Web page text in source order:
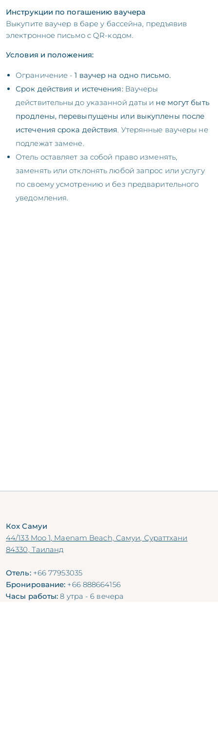
Инструкции по погашению ваучера
Выкупите ваучер в баре у бассейна, предъявив
электронное письмо с QR-кодом.
Условия и положения:
Ограничение -1 ваучер на одно письмо.
Срок действия и истечения:Ваучеры
действительны до указанной даты и не могут быть
продлены, перевыпущены или выкуплены после
истечения срока действия. Утерянные ваучеры не
подлежат замене.
Отель оставляет за собой право изменять,
заменять или отклонять любой запрос или услугу
по своему усмотрению и без предварительного
уведомления.
Кох Самуи
44/133 Moo 1, Maenam Beach, Самуи, Сураттхани
84330, Таиланд
Отель: +66 77953035
Бронирование: +66 888664156
Часы работы: 8 утра - 6 вечера